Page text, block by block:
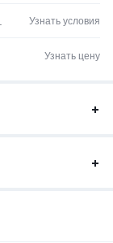
Узнать условия
Узнать цену